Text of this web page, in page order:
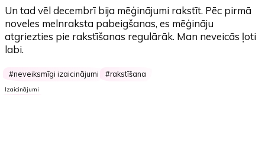
Un tad vēldecembrī bija mēģinājumi rakstīt. Pēc pirmā
noveles melnraksta pabeigšanas, es mēģināju
atgriezties pie rakstīšanas regulārāk. Man neveicās ļoti
labi.
neveiksmīgi izaicinājumi rakstīšana
Izaicinājumi